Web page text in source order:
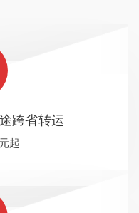
跨省转运
起